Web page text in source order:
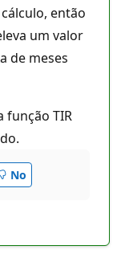
então
um valor
de meses
função TIR
No